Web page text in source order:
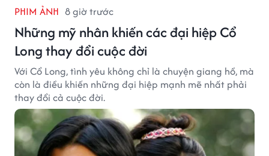
PHIM ẢNH 8 giờ trước
Những mỹ nhân khiến các đại hiệp Cổ
Long thay đổi cuộc đời
Với Cổ Long, tình yêu không chỉ là chuyện giang hồ, mà
còn là điều khiến những đại hiệp mạnh mẽ nhất phải
thay đổi cả cuộc đời.